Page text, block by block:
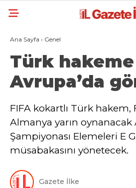
Ana Sayfa › Genel
Türk hakeme
Avrupa’da
FIFA kokartlı Türk hakem,
Almanya yarın
Şampiyonası Elemeleri E
müsabakasını yönetecek.
Gazete İlke